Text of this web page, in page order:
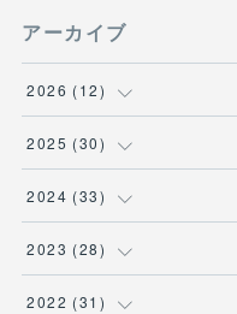
アーカイブ
2026 (12)
(3)
(1)
(2)
(1 )
2025 (30)
(5)
(3)
(2 )
2024 (33)
(5)
(1 )
2023 (28)
(3 )
2022 (31 )